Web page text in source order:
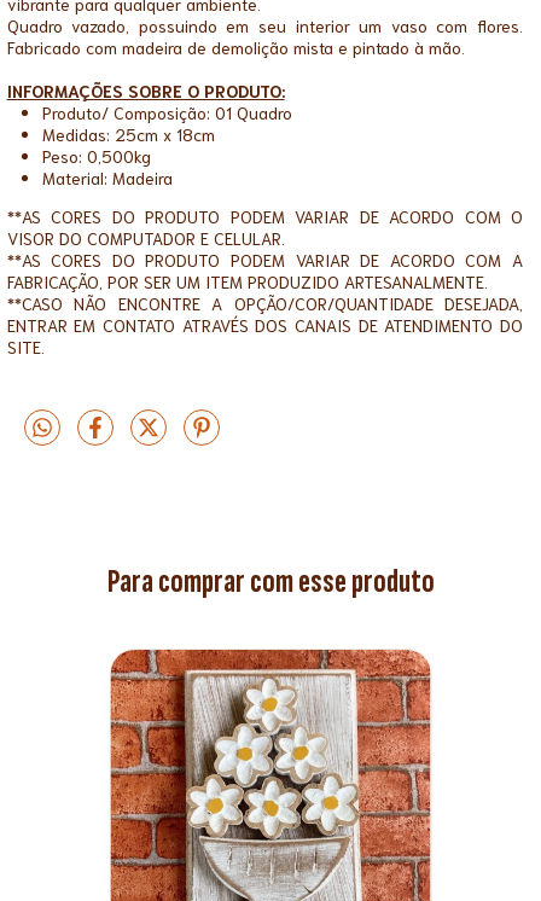
Quadro vazado, possuindo em seu interior um vaso com flores.
Fabricado com madeira de demolição mista e pintado à mão.
INFORMAÇÕES SOBRE O PRODUTO:
Produto/ Composição: 01 Quadro
Medidas: 25cm x 18cm
Peso: 0,500kg
Material: Madeira
**AS CORES DO PRODUTO PODEM VARIAR DE ACORDO COM O
VISOR DO COMPUTADOR E CELULAR.
**AS CORES DO PRODUTO PODEM VARIAR DE ACORDO COM A
FABRICAÇÃO, POR SER UM ITEM PRODUZIDO ARTESANALMENTE.
**CASO NÃO ENCONTRE A OPÇÃO/COR/QUANTIDADE DESEJADA,
ENTRAR EM CONTATO ATRAVÉS DOS CANAIS DE ATENDIMENTO DO
SITE.
Para comprar com esse produto